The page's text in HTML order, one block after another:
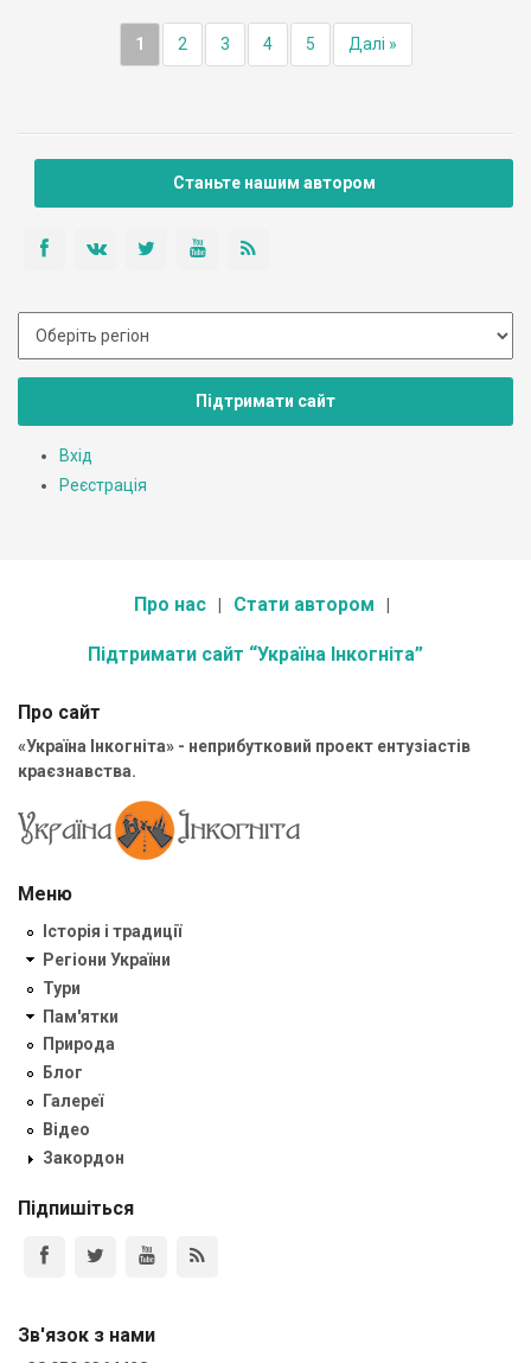
1 2 3 4 5 Далі »
Станьте нашим автором
Підтримати сайт
Вхід
Реєстрація
Про нас Стати автором
Підтримати сайт “Україна Інкогніта”
Про сайт
«Україна Інкогніта» - неприбутковий проект ентузіастів
краєзнавства.
Меню
Історія і традиції
Регіони України
Тури
Пам'ятки
Природа
Блог
Галереї
Відео
Закордон
Підпишіться
Зв'язок з нами